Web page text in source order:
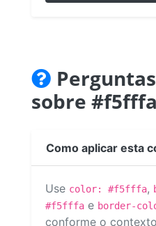
sobre #f5fffa
Como aplicar esta
Use color: #f5fffa,
#f5fffa e border-
conforme o